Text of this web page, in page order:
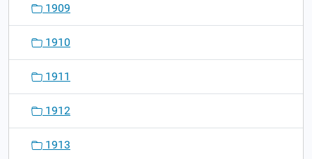
1909
1910
1911
1912
1913